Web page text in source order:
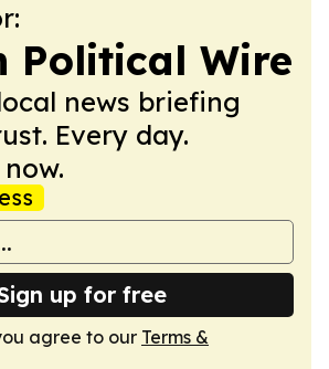
Political Wire
news briefing
Every day.
up for free
agree to our Terms &